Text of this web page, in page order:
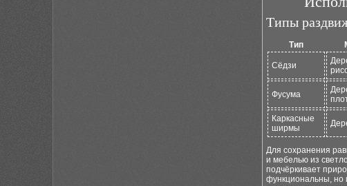
Типы
Тип
Сёдзи
Фусума
Каркасные
ширмы
Для сохранения
и мебелью из
подчёркивает
функциональны, но